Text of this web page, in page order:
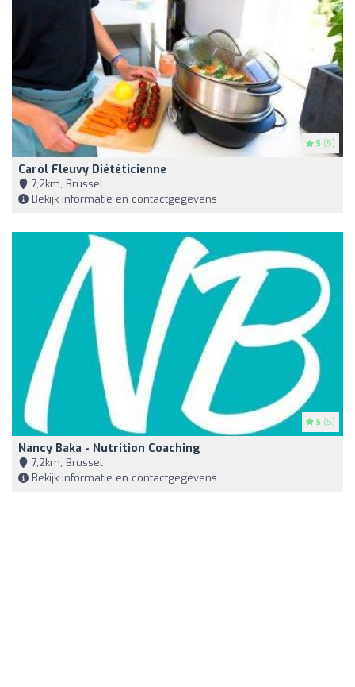
5 (5)
Carol Fleuvy Diététicienne
7,2km, Brussel
Bekijk informatie en contactgegevens
5 (5)
Nancy Baka - Nutrition Coaching
7,2km, Brussel
Bekijk informatie en contactgegevens